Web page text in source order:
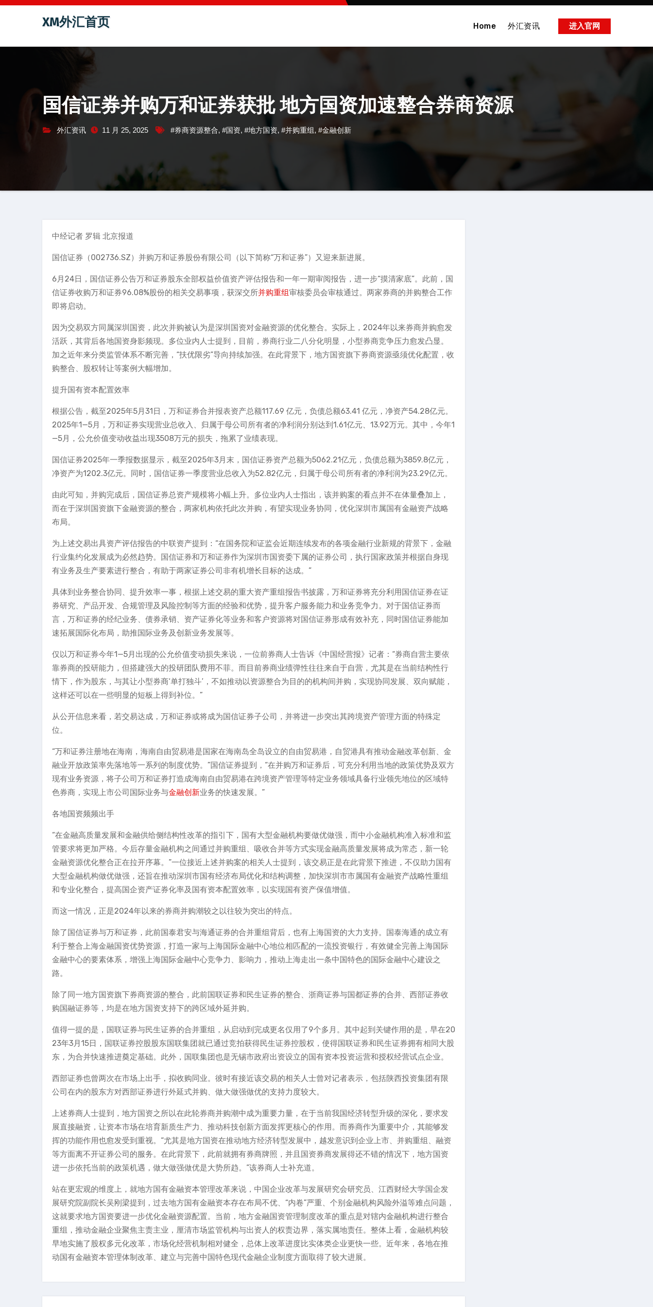
跳
容
XM外汇首页 Home 外汇资讯 进入官网
国信证券并购万和证券获批 地方国资加速整合券商资源
外汇资讯 11 月 25, 2025 #券商资源整合, #国资, #地方国资, #并购重组, #金融创新
中经记者 罗辑 北京报道
国信证券（002736.SZ）并购万和证券股份有限公司（以下简称“万和证券”）又迎来新进展。
6月24日，国信证券公告万和证券股东全部权益价值资产评估报告和一年一期审阅报告，进一步“摸清家底”。此前，国
信证券收购万和证券96.08%股份的相关交易事项，获深交所并购重组审核委员会审核通过。两家券商的并购整合工作
即将启动。
因为交易双方同属深圳国资，此次并购被认为是深圳国资对金融资源的优化整合。实际上，2024年以来券商并购愈发
活跃，其背后各地国资身影频现。多位业内人士提到，目前，券商行业二八分化明显，小型券商竞争压力愈发凸显。
加之近年来分类监管体系不断完善，“扶优限劣”导向持续加强。在此背景下，地方国资旗下券商资源亟须优化配置，收
购整合、股权转让等案例大幅增加。
提升国有资本配置效率
根据公告，截至2025年5月31日，万和证券合并报表资产总额117.69 亿元，负债总额63.41 亿元，净资产54.28亿元。
2025年1—5月，万和证券实现营业总收入、归属于母公司所有者的净利润分别达到1.61亿元、13.92万元。其中，今年1
—5月，公允价值变动收益出现3508万元的损失，拖累了业绩表现。
国信证券2025年一季报数据显示，截至2025年3月末，国信证券资产总额为5062.21亿元，负债总额为3859.8亿元，
净资产为1202.3亿元。同时，国信证券一季度营业总收入为52.82亿元，归属于母公司所有者的净利润为23.29亿元。
由此可知，并购完成后，国信证券总资产规模将小幅上升。多位业内人士指出，该并购案的看点并不在体量叠加上，
而在于深圳国资旗下金融资源的整合，两家机构依托此次并购，有望实现业务协同，优化深圳市属国有金融资产战略
布局。
为上述交易出具资产评估报告的中联资产提到：“在国务院和证监会近期连续发布的各项金融行业新规的背景下，金融
行业集约化发展成为必然趋势。国信证券和万和证券作为深圳市国资委下属的证券公司，执行国家政策并根据自身现
有业务及生产要素进行整合，有助于两家证券公司非有机增长目标的达成。”
具体到业务整合协同、提升效率一事，根据上述交易的重大资产重组报告书披露，万和证券将充分利用国信证券在证
券研究、产品开发、合规管理及风险控制等方面的经验和优势，提升客户服务能力和业务竞争力。对于国信证券而
言，万和证券的经纪业务、债券承销、资产证券化等业务和客户资源将对国信证券形成有效补充，同时国信证券能加
速拓展国际化布局，助推国际业务及创新业务发展等。
仅以万和证券今年1—5月出现的公允价值变动损失来说，一位前券商人士告诉《中国经营报》记者：“券商自营主要依
靠券商的投研能力，但搭建强大的投研团队费用不菲。而目前券商业绩弹性往往来自于自营，尤其是在当前结构性行
情下，作为股东，与其让小型券商‘单打独斗’，不如推动以资源整合为目的的机构间并购，实现协同发展、双向赋能，
这样还可以在一些明显的短板上得到补位。”
从公开信息来看，若交易达成，万和证券或将成为国信证券子公司，并将进一步突出其跨境资产管理方面的特殊定
位。
“万和证券注册地在海南，海南自由贸易港是国家在海南岛全岛设立的自由贸易港，自贸港具有推动金融改革创新、金
融业开放政策率先落地等一系列的制度优势。”国信证券提到，“在并购万和证券后，可充分利用当地的政策优势及双方
现有业务资源，将子公司万和证券打造成海南自由贸易港在跨境资产管理等特定业务领域具备行业领先地位的区域特
色券商，实现上市公司国际业务与金融创新业务的快速发展。”
各地国资频频出手
“在金融高质量发展和金融供给侧结构性改革的指引下，国有大型金融机构要做优做强，而中小金融机构准入标准和监
管要求将更加严格。今后存量金融机构之间通过并购重组、吸收合并等方式实现金融高质量发展将成为常态，新一轮
金融资源优化整合正在拉开序幕。”一位接近上述并购案的相关人士提到，该交易正是在此背景下推进，不仅助力国有
大型金融机构做优做强，还旨在推动深圳市国有经济布局优化和结构调整，加快深圳市市属国有金融资产战略性重组
和专业化整合，提高国企资产证券化率及国有资本配置效率，以实现国有资产保值增值。
而这一情况，正是2024年以来的券商并购潮较之以往较为突出的特点。
除了国信证券与万和证券，此前国泰君安与海通证券的合并重组背后，也有上海国资的大力支持。国泰海通的成立有
利于整合上海金融国资优势资源，打造一家与上海国际金融中心地位相匹配的一流投资银行，有效健全完善上海国际
金融中心的要素体系，增强上海国际金融中心竞争力、影响力，推动上海走出一条中国特色的国际金融中心建设之
路。
除了同一地方国资旗下券商资源的整合，此前国联证券和民生证券的整合、浙商证券与国都证券的合并、西部证券收
购国融证券等，均是在地方国资支持下的跨区域外延并购。
值得一提的是，国联证券与民生证券的合并重组，从启动到完成更名仅用了9个多月。其中起到关键作用的是，早在20
23年3月15日，国联证券控股股东国联集团就已通过竞拍获得民生证券控股权，使得国联证券和民生证券拥有相同大股
东，为合并快速推进奠定基础。此外，国联集团也是无锡市政府出资设立的国有资本投资运营和授权经营试点企业。
西部证券也曾两次在市场上出手，拟收购同业。彼时有接近该交易的相关人士曾对记者表示，包括陕西投资集团有限
公司在内的股东方对西部证券进行外延式并购、做大做强做优的支持力度较大。
上述券商人士提到，地方国资之所以在此轮券商并购潮中成为重要力量，在于当前我国经济转型升级的深化，要求发
展直接融资，让资本市场在培育新质生产力、推动科技创新方面发挥更核心的作用。而券商作为重要中介，其能够发
挥的功能作用也愈发受到重视。“尤其是地方国资在推动地方经济转型发展中，越发意识到企业上市、并购重组、融资
等方面离不开证券公司的服务。在此背景下，此前就拥有券商牌照，并且国资券商发展得还不错的情况下，地方国资
进一步依托当前的政策机遇，做大做强做优是大势所趋。”该券商人士补充道。
站在更宏观的维度上，就地方国有金融资本管理改革来说，中国企业改革与发展研究会研究员、江西财经大学国企发
展研究院副院长吴刚梁提到，过去地方国有金融资本存在布局不优、“内卷”严重、个别金融机构风险外溢等难点问题，
这就要求地方国资要进一步优化金融资源配置。当前，地方金融国资管理制度改革的重点是对辖内金融机构进行整合
重组，推动金融企业聚焦主责主业，厘清市场监管机构与出资人的权责边界，落实属地责任。整体上看，金融机构较
早地实施了股权多元化改革，市场化经营机制相对健全，总体上改革进度比实体类企业更快一些。近年来，各地在推
动国有金融资本管理体制改革、建立与完善中国特色现代金融企业制度方面取得了较大进展。